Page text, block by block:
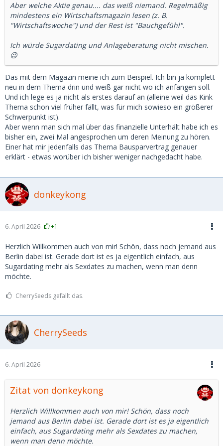
Aber welche Aktie genau.... das weiß niemand. Regelmäßig
mindestens ein Wirtschaftsmagazin lesen (z. B.
"Wirtschaftswoche") und der Rest ist "Bauchgefühl".
Ich würde Sugardating und Anlageberatung nicht mischen.
😉
Das mit dem Magazin meine ich zum Beispiel. Ich bin ja komplett
neu in dem Thema drin und weiß gar nicht wo ich anfangen soll.
Und ich lege es ja nicht als erstes darauf an (alleine weil das Kink
Thema schon viel früher fällt, was für mich sowieso ein größerer
Schwerpunkt ist).
Aber wenn man sich mal über das finanzielle Unterhält habe ich es
bisher ein, zwei Mal angesprochen um deren Meinung zu hören.
Einer hat mir jedenfalls das Thema Bausparvertrag genauer
erklärt - etwas worüber ich bisher weniger nachgedacht habe.
donkeykong
6. April 2026 +1
Herzlich Willkommen auch von mir! Schön, dass noch jemand aus
Berlin dabei ist. Gerade dort ist es ja eigentlich einfach, aus
Sugardating mehr als Sexdates zu machen, wenn man denn
möchte.
CherrySeeds gefällt das.
CherrySeeds
6. April 2026
Zitat von donkeykong
Herzlich Willkommen auch von mir! Schön, dass noch
jemand aus Berlin dabei ist. Gerade dort ist es ja eigentlich
einfach, aus Sugardating mehr als Sexdates zu machen,
wenn man denn möchte.